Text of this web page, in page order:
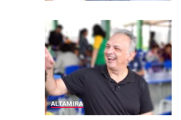
ALTAMIRA